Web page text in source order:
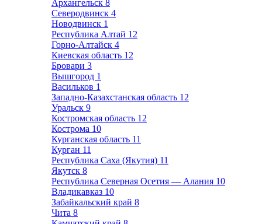
Архангельск 8
Северодвинск 4
Новодвинск 1
Республика Алтай 12
Горно-Алтайск 4
Киевская область 12
Бровари 3
Вышгород 1
Васильков 1
Западно-Казахстанская область 12
Уральск 9
Костромская область 12
Кострома 10
Курганская область 11
Курган 11
Республика Саха (Якутия) 11
Якутск 8
Республика Северная Осетия — Алания 10
Владикавказ 10
Забайкальский край 8
Чита 8